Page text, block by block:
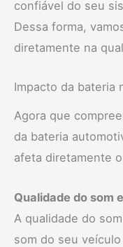
confiável do seu
Dessa forma,
diretamente na
Impacto da bateria
Agora que
da bateria
afeta diretamente
Qualidade do som
A qualidade do
som do seu